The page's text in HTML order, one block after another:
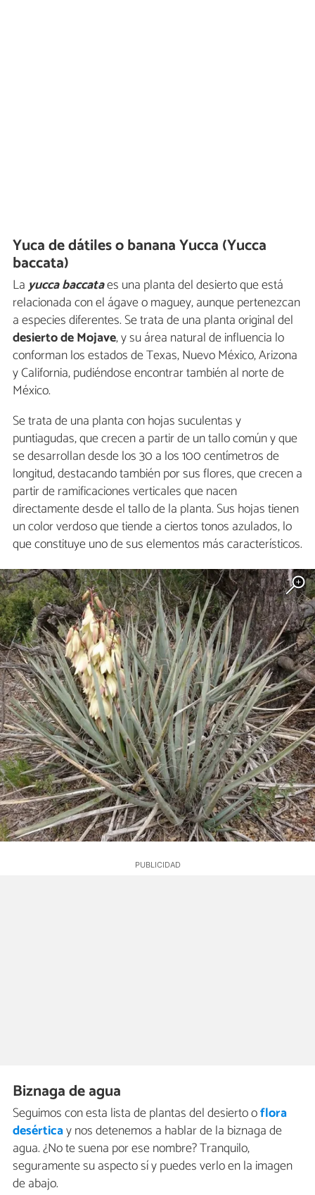
Yuca de dátiles o banana Yucca (Yucca
baccata)
Layucca baccataes una planta del desierto que está
relacionada con el ágave o maguey, aunque pertenezcan
a especies diferentes. Se trata de una planta original del
desierto de Mojave, y su área natural de influencia lo
conforman los estados de Texas, Nuevo México, Arizona
y California, pudiéndose encontrar también al norte de
México.
Se trata de una planta con hojas suculentas y
puntiagudas, que crecen a partir de un tallo común y que
se desarrollan desde los 30 a los 100 centímetros de
longitud, destacando también por sus flores, que crecen a
partir de ramificaciones verticales que nacen
directamente desde el tallo de la planta. Sus hojas tienen
un color verdoso que tiende a ciertos tonos azulados, lo
que constituye uno de sus elementos más característicos.
Biznaga de agua
Seguimos con esta lista de plantas del desierto oflora
desérticay nos detenemos a hablar de la biznaga de
agua. ¿No te suena por ese nombre? Tranquilo,
seguramente su aspecto sí y puedes verlo en la imagen
de abajo.